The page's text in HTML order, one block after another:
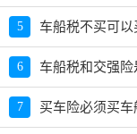
5 车船税不买可以
6
7 买车险必须买车